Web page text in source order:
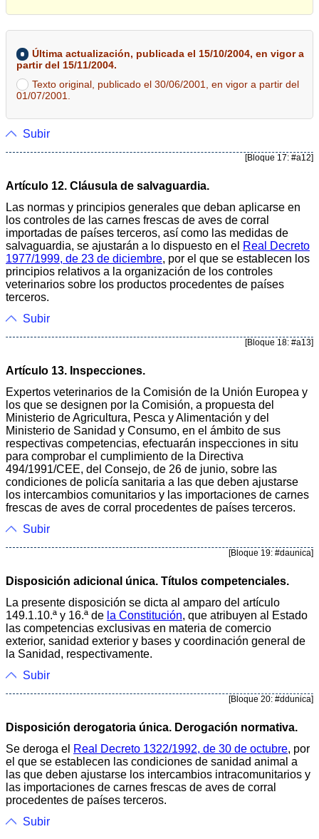
Última actualización, publicada el 15/10/2004, en vigor a
partir del 15/11/2004.
Texto original, publicado el 30/06/2001, en vigor a partir del
01/07/2001.
Subir
[Bloque 17: #a12]
Artículo 12. Cláusula de salvaguardia.
Las normas y principios generales que deban aplicarse en
los controles de las carnes frescas de aves de corral
importadas de países terceros, así como las medidas de
salvaguardia, se ajustarán a lo dispuesto en el Real Decreto
1977/1999, de 23 de diciembre, por el que se establecen los
principios relativos a la organización de los controles
veterinarios sobre los productos procedentes de países
terceros.
Subir
[Bloque 18: #a13]
Artículo 13. Inspecciones.
Expertos veterinarios de la Comisión de la Unión Europea y
los que se designen por la Comisión, a propuesta del
Ministerio de Agricultura, Pesca y Alimentación y del
Ministerio de Sanidad y Consumo, en el ámbito de sus
respectivas competencias, efectuarán inspecciones in situ
para comprobar el cumplimiento de la Directiva
494/1991/CEE, del Consejo, de 26 de junio, sobre las
condiciones de policía sanitaria a las que deben ajustarse
los intercambios comunitarios y las importaciones de carnes
frescas de aves de corral procedentes de países terceros.
Subir
[Bloque 19: #daunica]
Disposición adicional única. Títulos competenciales.
La presente disposición se dicta al amparo del artículo
149.1.10.ª y 16.ª de la Constitución, que atribuyen al Estado
las competencias exclusivas en materia de comercio
exterior, sanidad exterior y bases y coordinación general de
la Sanidad, respectivamente.
Subir
[Bloque 20: #ddunica]
Disposición derogatoria única. Derogación normativa.
Se deroga el Real Decreto 1322/1992, de 30 de octubre, por
el que se establecen las condiciones de sanidad animal a
las que deben ajustarse los intercambios intracomunitarios y
las importaciones de carnes frescas de aves de corral
procedentes de países terceros.
Subir